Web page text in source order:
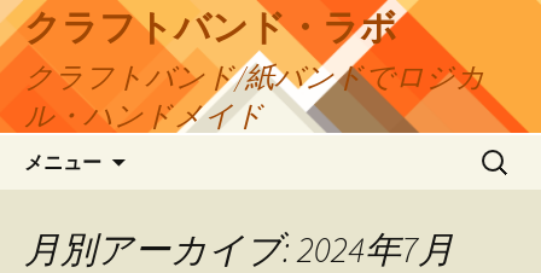
コ
ン
テ
ツ
ス
クラフトバンド・ラボ
クラフトバンド/紙バンドでロジカ
ル・ハンドメイド
メニュー
検
索:
月別アーカイブ: 2024年7月